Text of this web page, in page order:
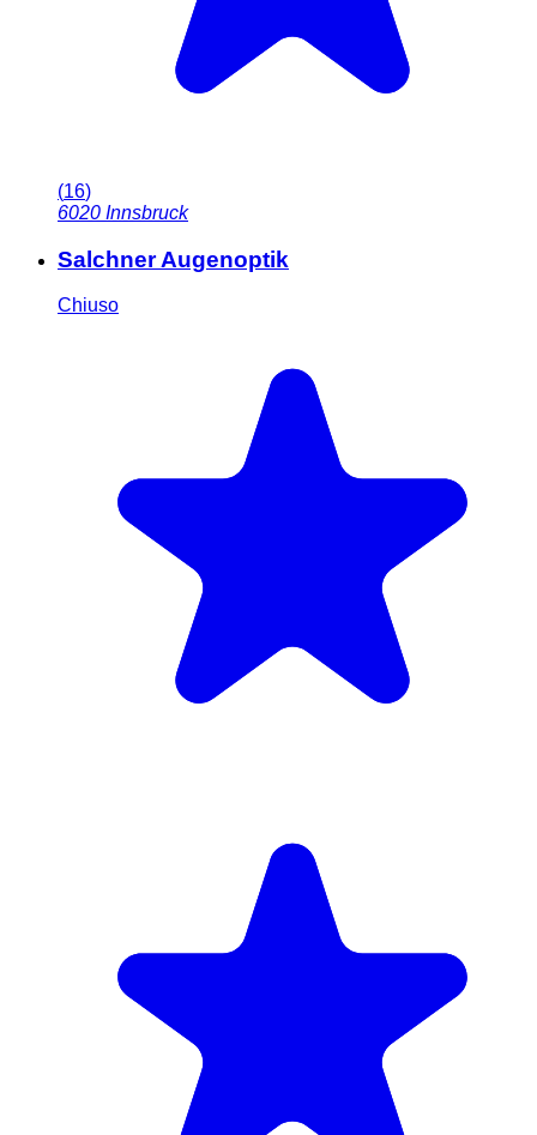
(16)
6020 Innsbruck
Salchner Augenoptik
Chiuso